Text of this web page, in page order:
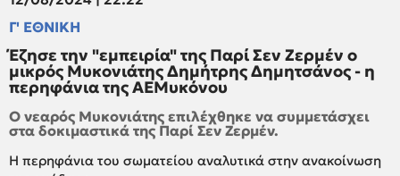
Γ' ΕΘΝΙΚΗ
Έζησε την "εμπειρία" της Παρί Σεν Ζερμέν ο
μικρός Μυκονιάτης Δημήτρης Δημητσάνος - η
περηφάνια της ΑΕΜυκόνου
Ο νεαρός Μυκονιάτης επιλέχθηκε να συμμετάσχει
στα δοκιμαστικά της Παρί Σεν Ζερμέν.
Η περηφάνια του σωματείου αναλυτικά στην ανακοίνωση